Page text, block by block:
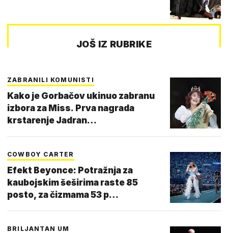
JOŠ IZ RUBRIKE
ZABRANILI KOMUNISTI
Kako je Gorbačov ukinuo zabranu
izbora za Miss. Prva nagrada
krstarenje Jadran…
COWBOY CARTER
Efekt Beyonce: Potražnja za
kaubojskim šeširima raste 85
posto, za čizmama 53 p…
BRILJANTAN UM